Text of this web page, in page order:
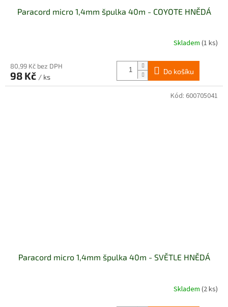
Paracord micro 1,4mm špulka 40m - COYOTE HNĚDÁ
Skladem (1 ks)
80,99 Kč bez DPH
98 Kč / ks
Do košíku
Paracord micro 1,4mm špulka 40m - SVĚTLE HNĚDÁ
Skladem (2 ks)
Kód: 600705041